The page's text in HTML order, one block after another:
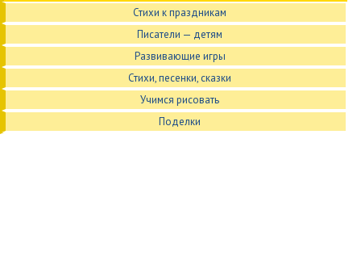
Стихи к праздникам
Писатели — детям
Развивающие игры
Стихи, песенки, сказки
Учимся рисовать
Поделки